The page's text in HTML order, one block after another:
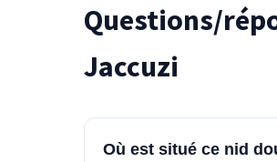
Questions/
Jaccuzi
Où est situé ce nid